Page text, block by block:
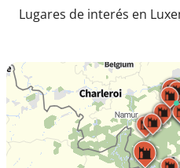
Lugares de interés en